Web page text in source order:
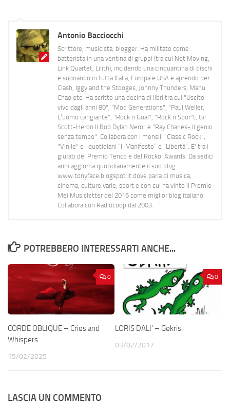
Antonio Bacciocchi
Scrittore, musicista, blogger. Ha militato come
batterista in una ventina di gruppi (tra cui Not Moving,
Link Quartet, Lilith), incidendo una cinquantina di dischi
e suonando in tutta Italia, Europa e USA e aprendo per
Clash, Iggy and the Stooges, Johnny Thunders, Manu
Chao etc. Ha scritto una decina di libri tra cui "Uscito
vivo dagli anni 80", "Mod Generations", "Paul Weller,
L’uomo cangiante", "Rock n Goal", "Rock n Spor"t, Gil
Scott-Heron Il Bob Dylan Nero" e "Ray Charles- Il genio
senza tempo". Collabora con i mensili “Classic Rock”,
"Vinile" e i quotidiani “Il Manifesto” e “Libertà”. E' tra i
giurati del Premio Tenco e del Rockol Awards. Da sedici
anni aggiorna quotidianamente il suo blog
www.tonyface.blogspot.it dove parla di musica,
cinema, culture varie, sport e con cui ha vinto il Premio
Mei Musicletter del 2016 come miglior blog italiano.
Collabora con Radiocoop dal 2003.
POTREBBERO INTERESSARTI ANCHE...
0
CORDE OBLIQUE – Cries and
Whispers
15/02/2025
0
LORIS DALI’ – Gekrisi
03/02/2017
LASCIA UN COMMENTO